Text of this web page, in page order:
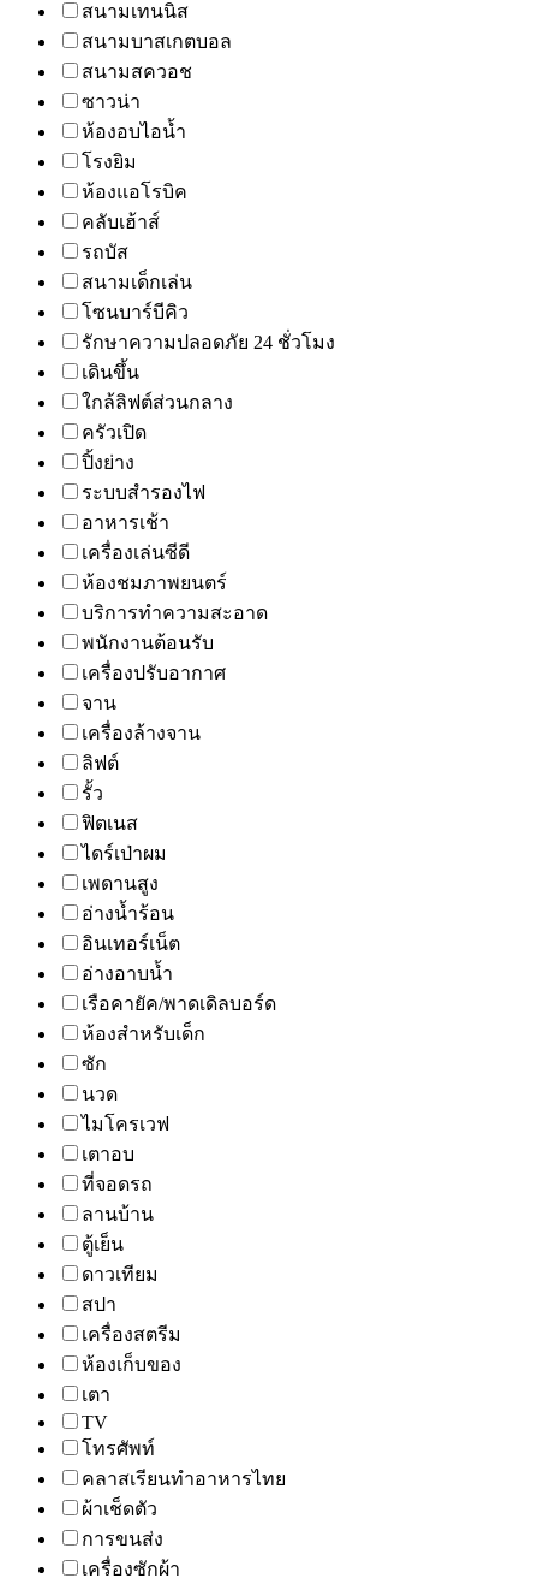
สนามเทนนิส
สนามบาสเกตบอล
สนามสควอช
ซาวน่า
ห้องอบไอน้ำ
โรงยิม
ห้องแอโรบิค
คลับเฮ้าส์
รถบัส
สนามเด็กเล่น
โซนบาร์บีคิว
รักษาความปลอดภัย 24 ชั่วโมง
เดินขึ้น
ใกล้ลิฟต์ส่วนกลาง
ครัวเปิด
ปิ้งย่าง
ระบบสำรองไฟ
อาหารเช้า
เครื่องเล่นซีดี
ห้องชมภาพยนตร์
บริการทำความสะอาด
พนักงานต้อนรับ
เครื่องปรับอากาศ
จาน
เครื่องล้างจาน
ลิฟต์
รั้ว
ฟิตเนส
ไดร์เป่าผม
เพดานสูง
อ่างน้ำร้อน
อินเทอร์เน็ต
อ่างอาบน้ำ
เรือคายัค/พาดเดิลบอร์ด
ห้องสำหรับเด็ก
ซัก
นวด
ไมโครเวฟ
เตาอบ
ที่จอดรถ
ลานบ้าน
ตู้เย็น
ดาวเทียม
สปา
เครื่องสตรีม
ห้องเก็บของ
เตา
TV
โทรศัพท์
คลาสเรียนทำอาหารไทย
ผ้าเช็ดตัว
การขนส่ง
เครื่องซักผ้า